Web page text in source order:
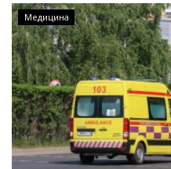
Медицина